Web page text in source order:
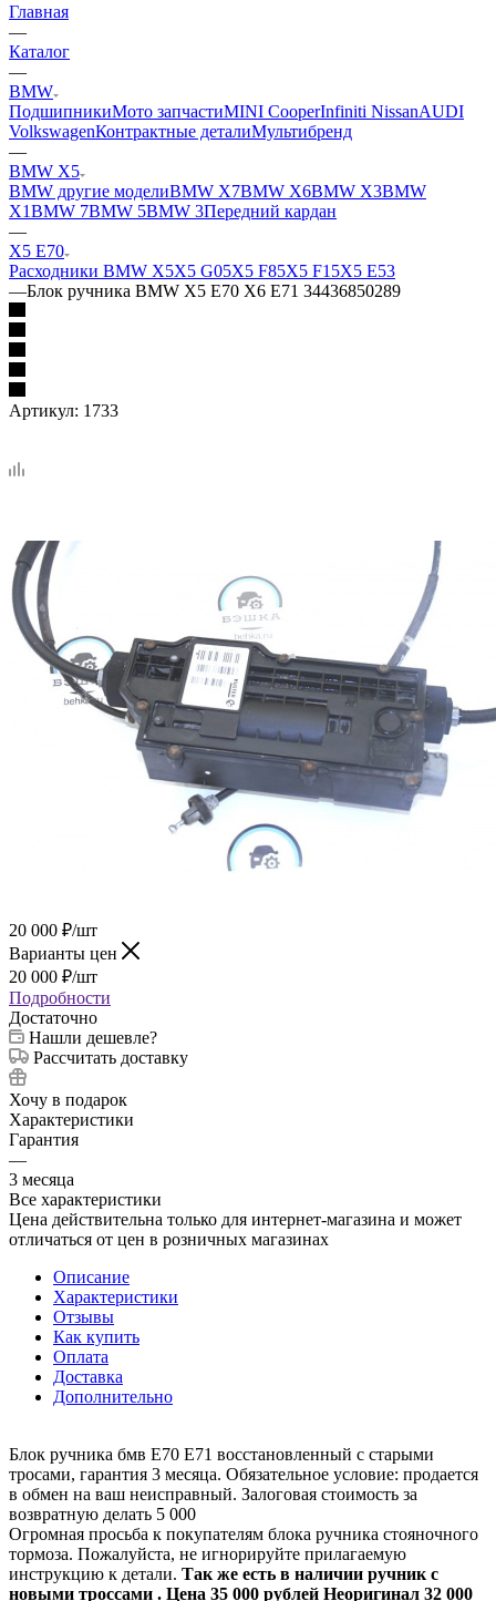
Главная
—
Каталог
—
BMW
ПодшипникиМото запчастиMINI CooperInfiniti NissanAUDI
VolkswagenКонтрактные деталиМультибренд
—
BMW X5
BMW другие моделиBMW X7BMW X6BMW X3BMW
X1BMW 7BMW 5BMW 3Передний кардан
—
X5 E70
Расходники BMW X5X5 G05X5 F85X5 F15X5 E53
—Блок ручника BMW X5 E70 X6 E71 34436850289
Артикул: 1733
20 000 ₽/шт
Варианты цен
20 000 ₽/шт
Подробности
Достаточно
Нашли дешевле?
Рассчитать доставку
Хочу в подарок
Характеристики
Гарантия
—
3 месяца
Все характеристики
Цена действительна только для интернет-магазина и может
отличаться от цен в розничных магазинах
Описание
Характеристики
Отзывы
Как купить
Оплата
Доставка
Дополнительно
Блок ручника бмв Е70 Е71 восстановленный с старыми
тросами, гарантия 3 месяца. Обязательное условие: продается
в обмен на ваш неисправный. Залоговая стоимость за
возвратную делать 5 000
Огромная просьба к покупателям блока ручника стояночного
тормоза. Пожалуйста, не игнорируйте прилагаемую
инструкцию к детали. Так же есть в наличии ручник с
новыми троссами . Цена 35 000 рублей Неоригинал 32 000